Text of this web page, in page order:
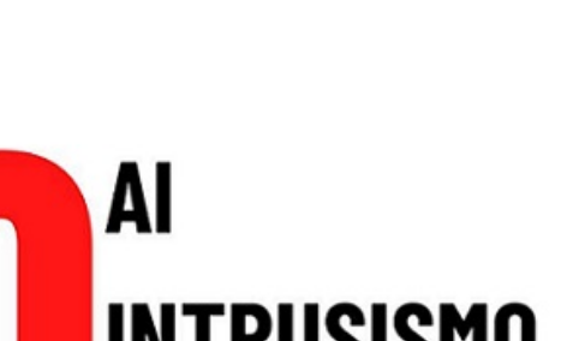
📊 Herramienta: Tabla Salarial PDF
📄 Herramienta: Generador Plantillas
📍 Info: Horarios y Contacto Sede